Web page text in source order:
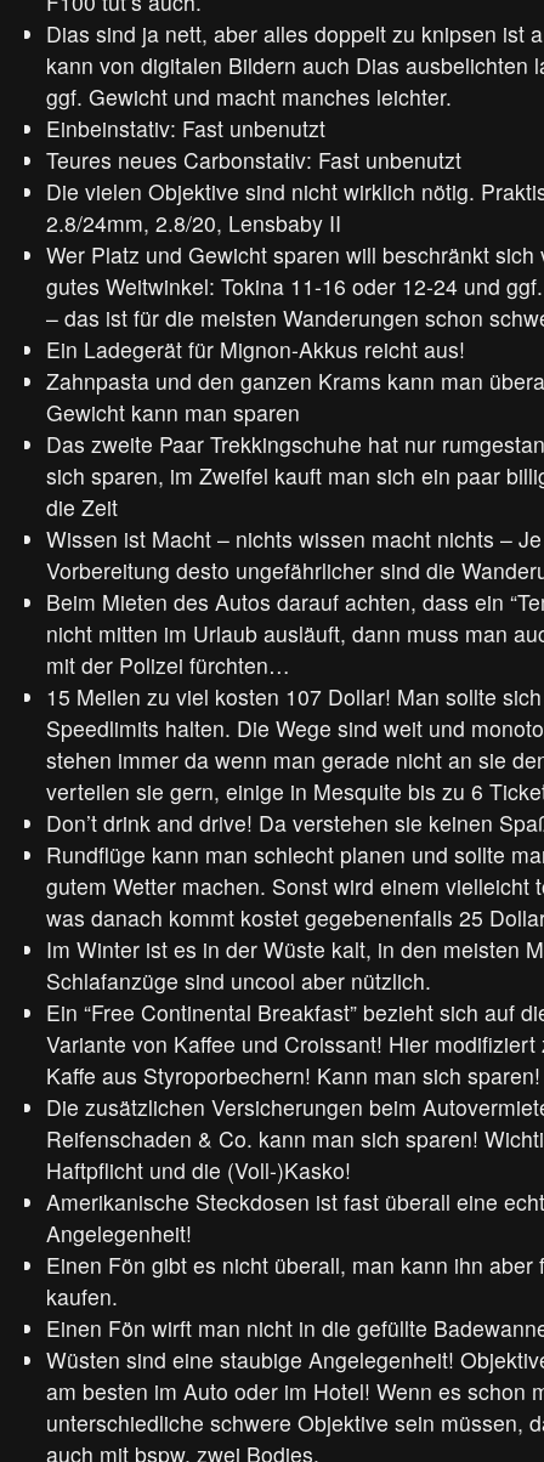
Dias sind ja nett, aber alles doppelt zu knipsen ist
kann von digitalen Bildern auch Dias ausbelichten
ggf. Gewicht und macht manches leichter.
Einbeinstativ: Fast unbenutzt
Teures neues Carbonstativ: Fast unbenutzt
Die vielen Objektive sind nicht wirklich nötig.
2.8/24mm, 2.8/20, Lensbaby II
Wer Platz und Gewicht sparen will beschränkt sich
gutes Weitwinkel: Tokina 11-16 oder 12-24 und
– das ist für die meisten Wanderungen schon
Ein Ladegerät für Mignon-Akkus reicht aus!
Zahnpasta und den ganzen Krams kann man
Gewicht kann man sparen
Das zweite Paar Trekkingschuhe hat nur
sich sparen, im Zweifel kauft man sich ein paar
die Zeit
Wissen ist Macht – nichts wissen macht nichts –
Vorbereitung desto ungefährlicher sind die
Beim Mieten des Autos darauf achten, dass ein
nicht mitten im Urlaub ausläuft, dann muss man
mit der Polizei fürchten…
15 Meilen zu viel kosten 107 Dollar! Man sollte
Speedlimits halten. Die Wege sind weit und
stehen immer da wenn man gerade nicht an sie
verteilen sie gern, einige in Mesquite bis zu 6
Don’t drink and drive! Da verstehen sie keinen
Rundflüge kann man schlecht planen und sollte
gutem Wetter machen. Sonst wird einem vielleicht
was danach kommt kostet gegebenenfalls 25
Im Winter ist es in der Wüste kalt, in den meisten
Schlafanzüge sind uncool aber nützlich.
Ein “Free Continental Breakfast” bezieht sich auf
Variante von Kaffee und Croissant! Hier
Kaffe aus Styroporbechern! Kann man sich sparen!
Die zusätzlichen Versicherungen beim
Reifenschaden & Co. kann man sich sparen!
Haftpflicht und die (Voll-)Kasko!
Amerikanische Steckdosen ist fast überall eine
Angelegenheit!
Einen Fön gibt es nicht überall, man kann ihn aber
kaufen.
Einen Fön wirft man nicht in die gefüllte
Wüsten sind eine staubige Angelegenheit!
am besten im Auto oder im Hotel! Wenn es schon
unterschiedliche schwere Objektive sein müssen,
auch mit bspw. zwei Bodies.